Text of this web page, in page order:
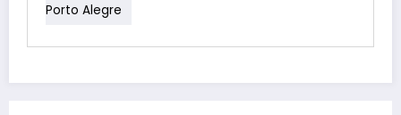
Porto Alegre